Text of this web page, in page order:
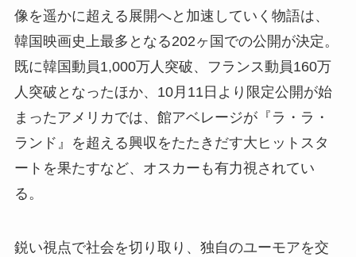
像を遥かに超える展開へと加速していく物語は、
韓国映画史上最多となる202ヶ国での公開が決定。
既に韓国動員1,000万人突破、フランス動員160万
人突破となったほか、10月11日より限定公開が始
まったアメリカでは、館アベレージが『ラ・ラ・
ランド』を超える興収をたたきだす大ヒットスタ
ートを果たすなど、オスカーも有力視されてい
る。
鋭い視点で社会を切り取り、独自のユーモアを交